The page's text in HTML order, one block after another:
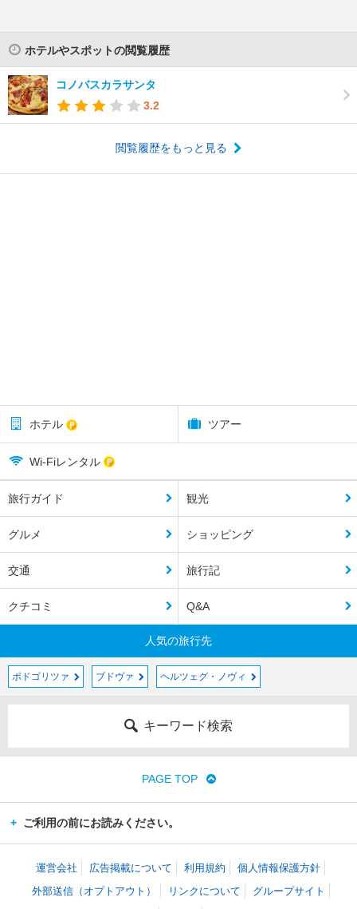
ホテルやスポットの閲覧履歴
コノバスカラサンタ
3.2
閲覧履歴をもっと見る
ホテル ツアー
Wi-Fiレンタル
旅行ガイド 観光
グルメ ショッピング
交通 旅行記
クチコミ Q&A
人気の旅行先
ポドゴリツァ ブドヴァ ヘルツェグ・ノヴィ
キーワード検索
PAGE TOP
ご利用の前にお読みください。
運営会社 広告掲載について 利用規約
個人情報保護方針
外部送信（オプトアウト）
リンクについて
グループサイト